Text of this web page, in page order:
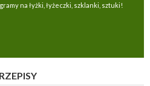
na łyżki, łyżeczki, szklanki, sztuki!